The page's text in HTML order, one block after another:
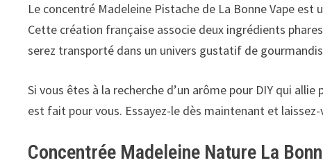
Le concentré Madeleine Pistache de La Bonne Vape
Cette création française associe deux ingrédients
serez transporté dans un univers gustatif de
Si vous êtes à la recherche d’un arôme pour DIY qui
est fait pour vous. Essayez-le dès maintenant et
Concentrée Madeleine Nature La